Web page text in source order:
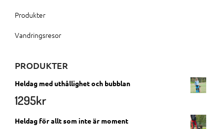
Produkter
Vandringsresor
PRODUKTER
Heldag med uthållighet och bubblan
1295kr
Heldag för allt som inte är moment